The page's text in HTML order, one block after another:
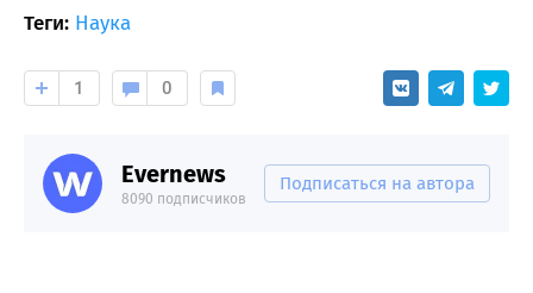
Теги: Наука
1 0
Evernews
8090 подписчиков
Подписаться на автора